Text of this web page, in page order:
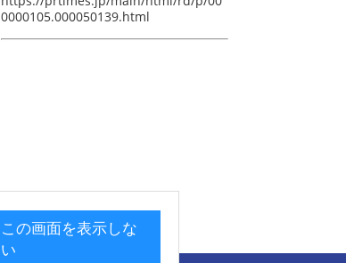
この画面を表示しな
い
0000105.000050139.html